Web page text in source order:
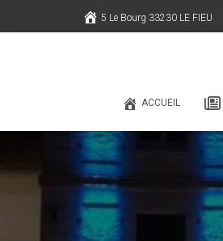
5 Le Bourg 33230 LE FIEU
ACCUEIL